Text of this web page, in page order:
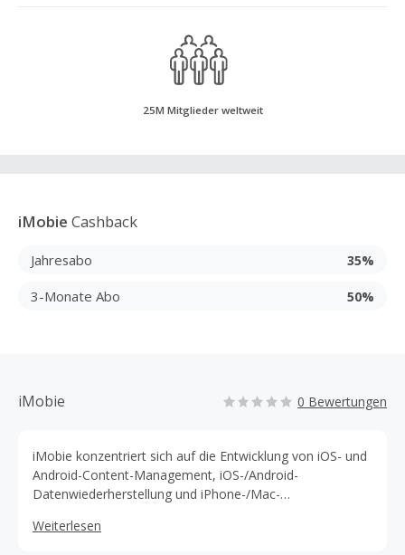
25M Mitglieder weltweit
iMobie Cashback
Jahresabo 35%
3-Monate Abo 50%
iMobie 0 Bewertungen
iMobie konzentriert sich auf die Entwicklung von iOS- und
Android-Content-Management, iOS-/Android-
Datenwiederherstellung und iPhone-/Mac-
Weiterlesen